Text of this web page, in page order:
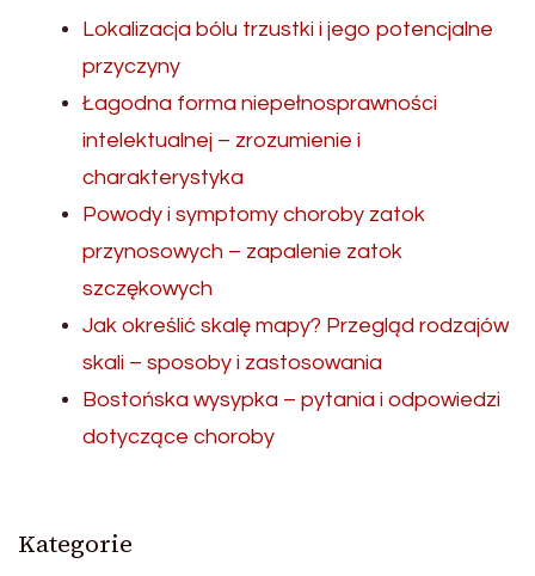
Lokalizacja bólu trzustki i jego potencjalne
przyczyny
Łagodna forma niepełnosprawności
intelektualnej – zrozumienie i
charakterystyka
Powody i symptomy choroby zatok
przynosowych – zapalenie zatok
szczękowych
Jak określić skalę mapy? Przegląd rodzajów
skali – sposoby i zastosowania
Bostońska wysypka – pytania i odpowiedzi
dotyczące choroby
Kategorie